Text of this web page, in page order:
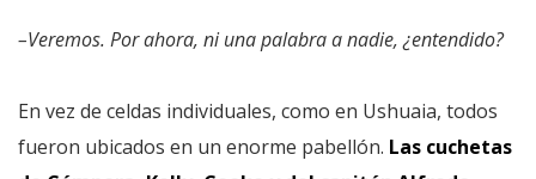
–Veremos. Por ahora, ni una palabra a nadie, ¿entendido?
En vez de celdas individuales, como en Ushuaia, todos
fueron ubicados en un enorme pabellón. Las cuchetas